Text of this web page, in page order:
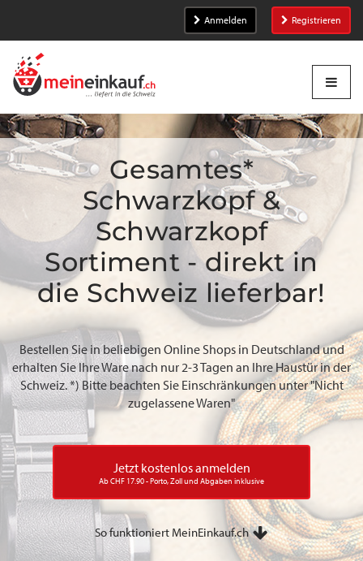
Anmelden Registrieren
Gesamtes*
Schwarzkopf &
Schwarzkopf
Sortiment - direkt in
die Schweiz lieferbar!
Bestellen Sie in beliebigen Online Shops in Deutschland und
erhalten Sie Ihre Ware nach nur 2-3 Tagen an Ihre Haustür in der
Schweiz. *) Bitte beachten Sie Einschränkungen unter "Nicht
zugelassene Waren"
Jetzt kostenlos anmelden
Ab CHF 17.90 - Porto, Zoll und Abgaben inklusive
So funktioniert MeinEinkauf.ch